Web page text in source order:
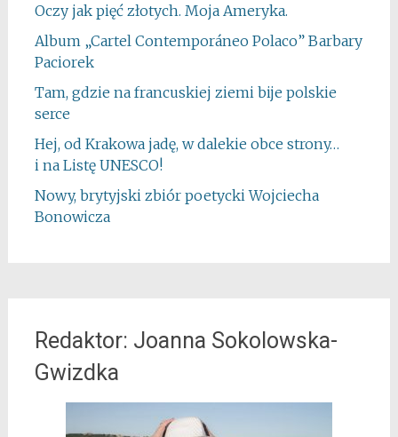
Oczy jak pięć złotych. Moja Ameryka.
Album „Cartel Contemporáneo Polaco” Barbary
Paciorek
Tam, gdzie na francuskiej ziemi bije polskie
serce
Hej, od Krakowa jadę, w dalekie obce strony…
i na Listę UNESCO!
Nowy, brytyjski zbiór poetycki Wojciecha
Bonowicza
Redaktor: Joanna Sokolowska-
Gwizdka